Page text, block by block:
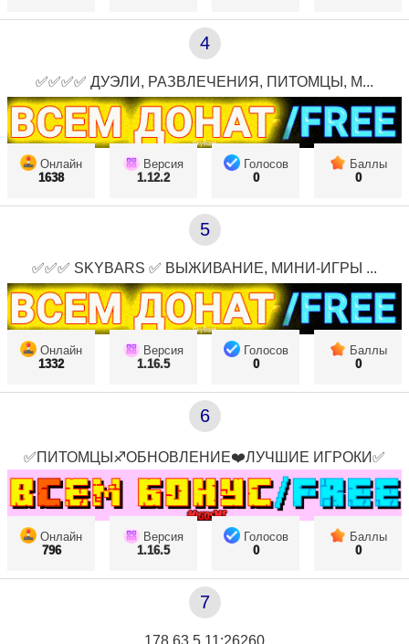
4
✅✅✅✅ ДУЭЛИ, РАЗВЛЕЧЕНИЯ, ПИТОМЦЫ, М...
Онлайн
1638
Версия
1.12.2
Голосов
0
Баллы
0
5
✅✅✅ SKYBARS ✅ ВЫЖИВАНИЕ, МИНИ-ИГРЫ ...
Онлайн
1332
Версия
1.16.5
Голосов
0
Баллы
0
6
✅ПИТОМЦЫ♐ОБНОВЛЕНИЕ❤️ЛУЧШИЕ ИГРОКИ✅
Онлайн
796
Версия
1.16.5
Голосов
0
Баллы
0
7